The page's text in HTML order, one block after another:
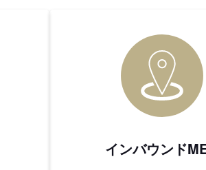
インバウンド